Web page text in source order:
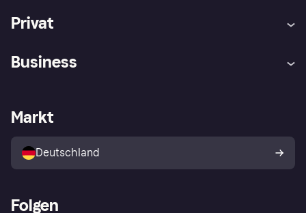
Privat
Klarna App
Shops entdecken
Käuferschutzrichtlinie
Dein Widerrufsrecht
Business
Händlerportal
Markt
Deutschland
Folgen